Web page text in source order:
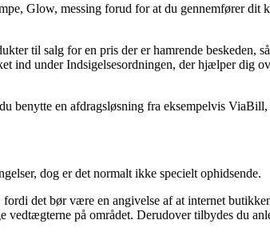
Glow, messing forud for at du gennemfører dit
til salg for en pris der er hamrende beskeden,
ind under Indsigelsesordningen, der hjælper dig
benytte en afdragsløsning fra eksempelvis ViaBill,
dog er det normalt ikke specielt ophidsende.
det bør være en angivelse af at internet
vedtægterne på området. Derudover tilbydes du